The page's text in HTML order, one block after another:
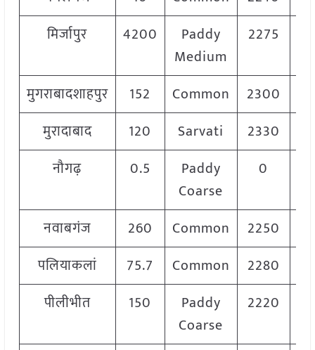
मिर्जापुर
4200
Paddy
Medium
2275
मुगराबादशाहपुर 152 Common 2300
मुरादाबाद
120 Sarvati 2330
नौगढ़
0.5
Paddy
Coarse
0
नवाबगंज 260 Common 2250
पलियाकलां
75.7 Common 2280
पीलीभीत
150
Paddy
Coarse
2220